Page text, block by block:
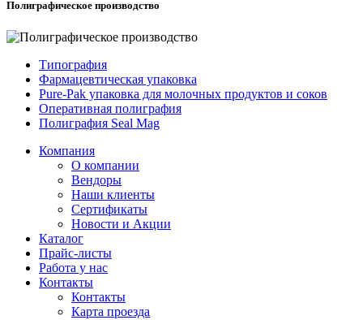
Полиграфическое производство
Типография
Фармацевтическая упаковка
Pure-Pak упаковка для молочных продуктов и соков
Оперативная полиграфия
Полиграфия Seal Mag
Компания
О компании
Вендоры
Наши клиенты
Сертификаты
Новости и Акции
Каталог
Прайс-листы
Работа у нас
Контакты
Контакты
Карта проезда